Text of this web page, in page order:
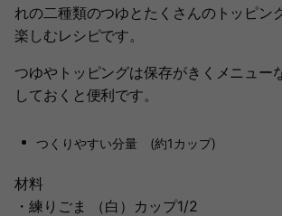
れの二種類のつゆとたくさんのトッピン
楽しむレシピです。
つゆやトッピングは保存がきくメニュー
しておくと便利です。
つくりやすい分量 (約1カップ)
材料
・練りごま （白）カップ1/2